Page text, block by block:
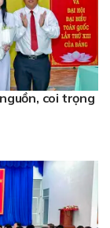
coi trọng